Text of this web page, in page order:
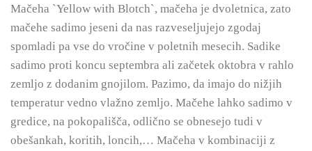
Mačeha `Yellow with Blotch`, mačeha je dvoletnica, zato
mačehe sadimo jeseni da nas razveseljujejo zgodaj
spomladi pa vse do vročine v poletnih mesecih. Sadike
sadimo proti koncu septembra ali začetek oktobra v rahlo
zemljo z dodanim gnojilom. Pazimo, da imajo do nižjih
temperatur vedno vlažno zemljo. Mačehe lahko sadimo v
gredice, na pokopališča, odlično se obnesejo tudi v
obešankah, koritih, loncih,… Mačeha v kombinaciji z